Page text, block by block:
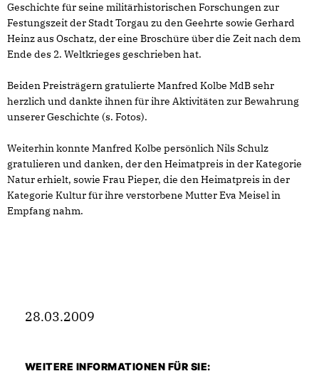
Geschichte für seine militärhistorischen Forschungen zur
Festungszeit der Stadt Torgau zu den Geehrte sowie Gerhard
Heinz aus Oschatz, der eine Broschüre über die Zeit nach dem
Ende des 2. Weltkrieges geschrieben hat.
Beiden Preisträgern gratulierte Manfred Kolbe MdB sehr
herzlich und dankte ihnen für ihre Aktivitäten zur Bewahrung
unserer Geschichte (s. Fotos).
Weiterhin konnte Manfred Kolbe persönlich Nils Schulz
gratulieren und danken, der den Heimatpreis in der Kategorie
Natur erhielt, sowie Frau Pieper, die den Heimatpreis in der
Kategorie Kultur für ihre verstorbene Mutter Eva Meisel in
Empfang nahm.
28.03.2009
WEITERE INFORMATIONEN FÜR SIE: